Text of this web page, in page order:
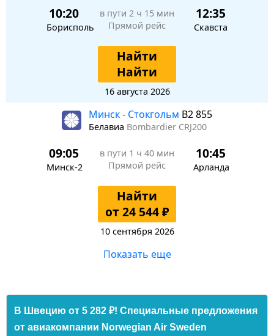
10:20
Борисполь
в пути 2 ч 15 мин
Прямой рейс
12:35
Скавста
Найти
Найти
16 августа 2026
Минск - Стокгольм B2 855
Белавиа Bombardier CRJ200
09:05
Минск-2
в пути 1 ч 40 мин
Прямой рейс
10:45
Арланда
Найти
от 24 544 ₽
10 сентября 2026
Показать еще
В Швецию от 5 282 ₽! Специальные предложения
от авиакомпании Norwegian Air Sweden